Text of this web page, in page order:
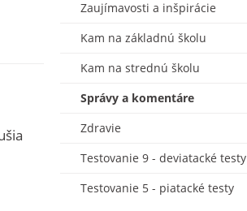
Zaujímavosti a inšpirácie
Kam na základnú školu
Kam na strednú školu
Správy a komentáre
Zdravie
Testovanie 9 - deviatacké testy
Testovanie 5 - piatacké testy